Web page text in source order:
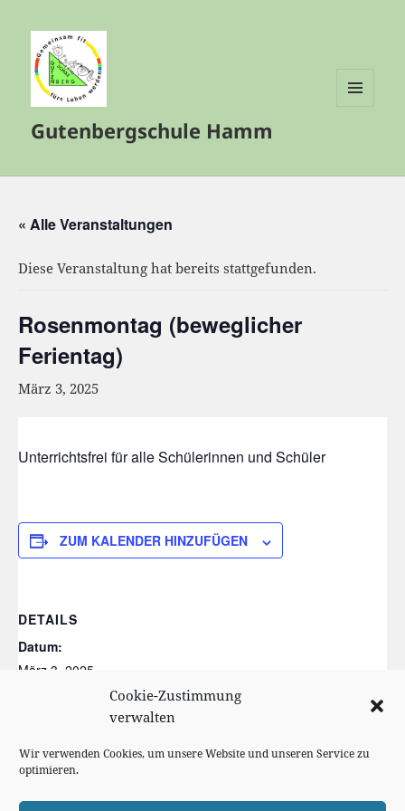
Cookie-Zustimmung
verwalten
Wir verwenden Cookies, um unsere Website und unseren Service zu
optimieren.
Gutenbergschule Hamm
« Alle Veranstaltungen
Diese Veranstaltung hat bereits stattgefunden.
Rosenmontag (beweglicher
Ferientag)
März 3, 2025
Unterrichtsfrei für alle Schülerinnen und Schüler
ZUM KALENDER HINZUFÜGEN
DETAILS
Datum:
März 3, 2025
,unterrichtsfrei
Weihnachtsferien